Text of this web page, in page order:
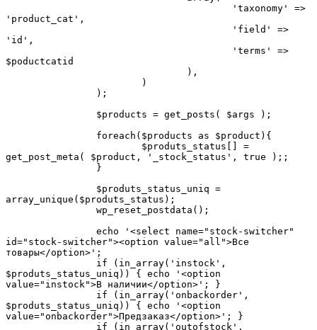
'product_cat',
'id',
$poductcatid
get_post_meta( $product, '_stock_status', true );;
array_unique($produts_status);
id="stock-switcher"><option value="all">Все
товары</option>';
$produts_status_uniq)) { echo '<option
value="instock">В наличии</option>'; }
$produts_status_uniq)) { echo '<option
value="onbackorder">Предзаказ</option>'; }